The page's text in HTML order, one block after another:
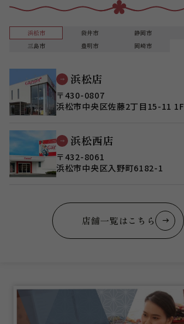
浜松市 袋井市 静岡市
三島市
豊明市 岡崎市
浜松店
〒430-0807
浜松市中央区佐藤2丁目15-11 1F
浜松西店
〒432-8061
浜松市中央区入野町6182-1
店舗一覧はこちら